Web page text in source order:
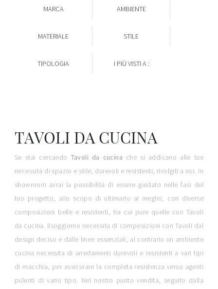
MARCA AMBIENTE
MATERIALE STILE
TIPOLOGIA I PIÙ VISTI A :
TAVOLI DA CUCINA
Se stai cercando Tavoli da cucina che si addicano alle tue
necessità di spazio e stile, durevoli e resistenti, rivolgiti a noi. In
showroom avrai la possibilità di essere guidato nelle fasi del
tuo progetto, allo scopo di ultimarlo al meglio, con diverse
composizioni belle e resistenti, tra cui pure quelle con Tavoli
da cucina. Ilsoggiorno necessita di composizioni con Tavoli dal
design deciso e dalle linee essenziali, al contrario un ambiente
cucina necessita di arredamenti durevoli e resistenti a vari tipi
di macchia, per assicurare la completa resistenza verso agenti
pulenti di vario tipo. Nel nostro punto vendita, seguito dalla